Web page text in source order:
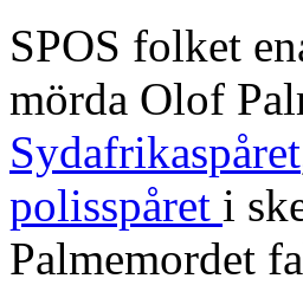
SPOS folket
mörda Olof
Sydafrikaspåret
polisspåret i
Palmemordet